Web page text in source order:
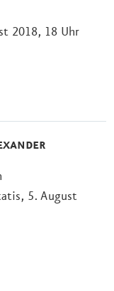
2018, 18 Uhr
5. August